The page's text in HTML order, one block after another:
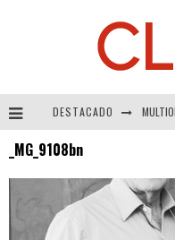
DESTACADO
_MG_9108bn